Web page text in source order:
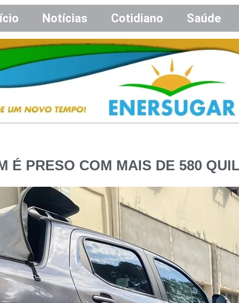
Notícias Cotidiano Saúde
É PRESO COM MAIS DE 580